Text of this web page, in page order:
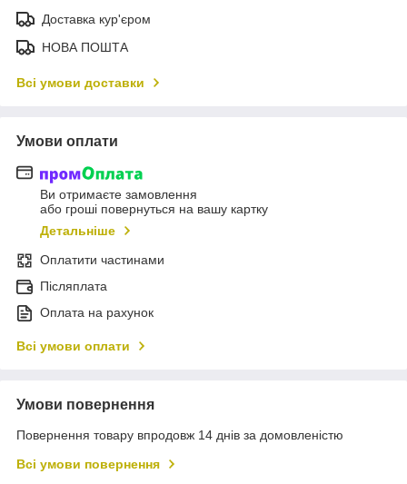
Доставка кур'єром
НОВА ПОШТА
Всі умови доставки
Умови оплати
Ви отримаєте замовлення
або гроші повернуться на вашу картку
Детальніше
Оплатити частинами
Післяплата
Оплата на рахунок
Всі умови оплати
Умови повернення
Повернення товару впродовж 14 днів за домовленістю
Всі умови повернення